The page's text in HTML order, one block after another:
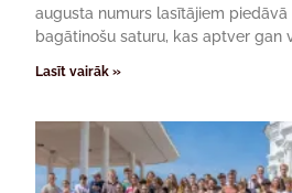
augusta numurs lasītājiem
bagātinošu saturu, kas aptver gan
Lasīt vairāk »